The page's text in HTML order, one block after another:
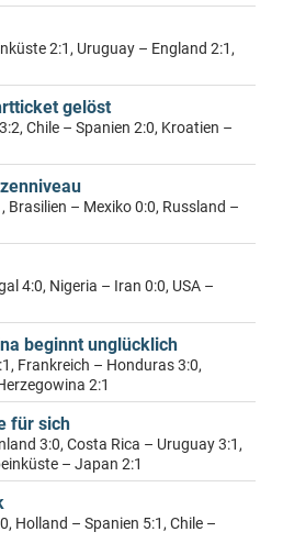
2:1, Uruguay – England 2:1,
gelöst
Chile – Spanien 2:0, Kroatien –
Brasilien – Mexiko 0:0, Russland –
4:0, Nigeria – Iran 0:0, USA –
beginnt unglücklich
Frankreich – Honduras 3:0,
2:1
für sich
3:0, Costa Rica – Uruguay 3:1,
– Japan 2:1
Holland – Spanien 5:1, Chile –